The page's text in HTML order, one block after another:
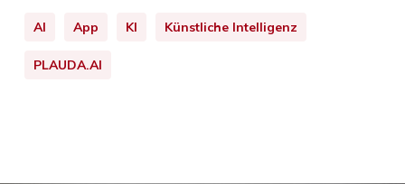
AI App KI Künstliche Intelligenz
PLAUDA.AI